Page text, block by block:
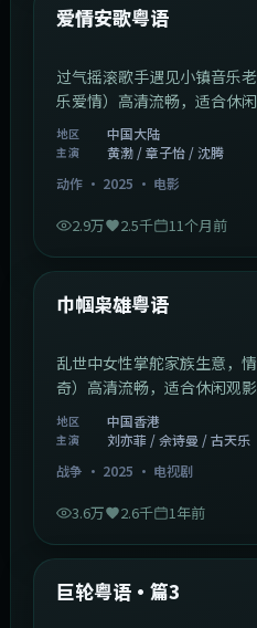
最新
爱情安歌粤语
过气摇滚歌手遇见小镇音乐
乐爱情）高清流畅，适合休闲
地区 中国大陆
主演
黄渤 / 章子怡 / 沈腾
动作· 2025 · 电影
2.9万 2.5千 11个月前
最新
巾帼枭雄粤语
乱世中女性掌舵家族生意，
奇）高清流畅，适合休闲观影
地区 中国香港
主演
刘亦菲 / 佘诗曼 / 古天乐
战争 · 2025 · 电视剧
3.6万 2.6千 1年前
最新
巨轮粤语·篇3